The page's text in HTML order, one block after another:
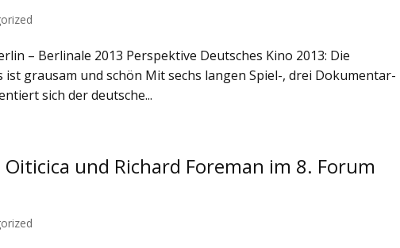
– Berlinale 2013 Perspektive Deutsches Kino 2013: Die
ist grausam und schön Mit sechs langen Spiel-, drei Dokumentar-
sich der deutsche...
Oiticica und Richard Foreman im 8. Forum